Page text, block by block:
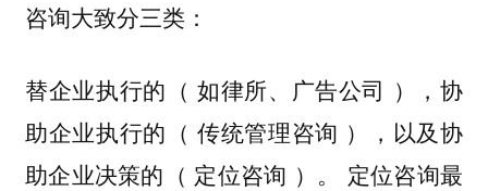
咨询大致分三类：
替企业执行的（ 如律所、广告公司 ），协
助企业执行的（ 传统管理咨询 ），以及协
助企业决策的（ 定位咨询 ）。 定位咨询最